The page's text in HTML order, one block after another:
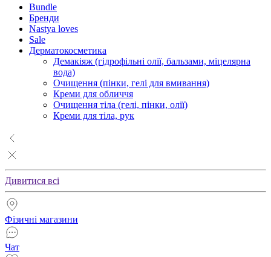
Bundle
Бренди
Nastya loves
Sale
Дерматокосметика
Демакіяж (гідрофільні олії, бальзами, міцелярна
вода)
Очищення (пінки, гелі для вмивання)
Креми для обличчя
Очищення тіла (гелі, пінки, олії)
Креми для тіла, рук
Дивитися всі
Фізичні магазини
Чат